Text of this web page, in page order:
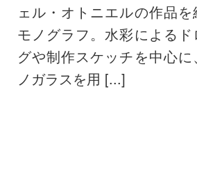
ェル・オトニエルの作品を
モノグラフ。水彩によるド
グや制作スケッチを中心に
ノガラスを用 [...]